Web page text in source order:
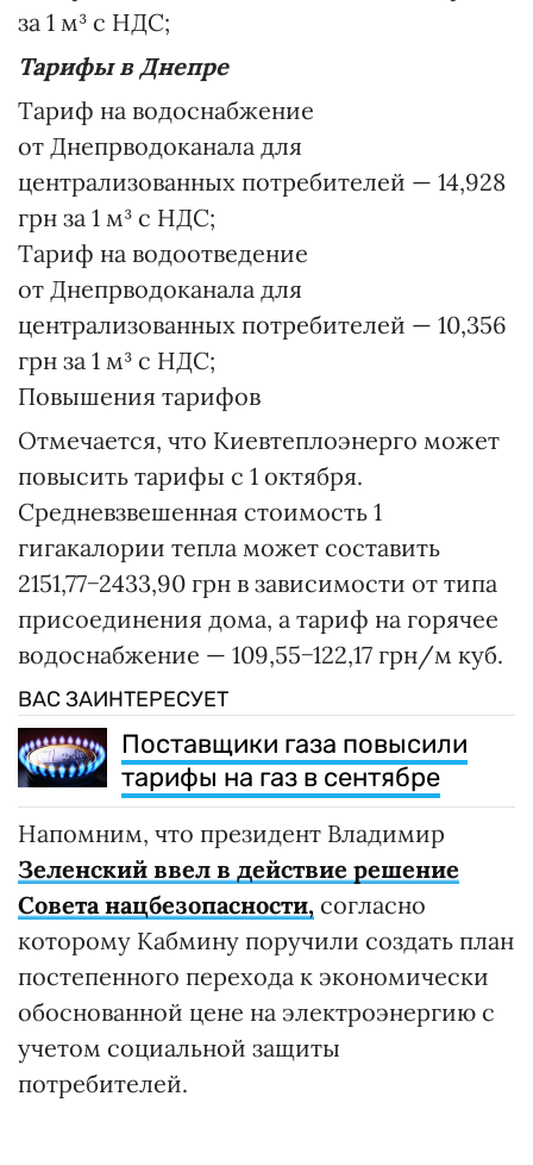
за 1 м³ с НДС;
Тарифы в Днепре
Тариф на водоснабжение
от Днепрводоканала для
централизованных потребителей — 14,928
грн за 1 м³ с НДС;
Тариф на водоотведение
от Днепрводоканала для
централизованных потребителей — 10,356
грн за 1 м³ с НДС;
Повышения тарифов
Отмечается, что Киевтеплоэнерго может
повысить тарифы с 1 октября.
Средневзвешенная стоимость 1
гигакалории тепла может составить
2151,77−2433,90 грн в зависимости от типа
присоединения дома, а тариф на горячее
водоснабжение — 109,55−122,17 грн/м куб.
ВАС ЗАИНТЕРЕСУЕТ
Поставщики газа повысили
тарифы на газ в сентябре
Напомним, что президент Владимир
Зеленский ввел в действие решение
Совета нацбезопасности, согласно
которому Кабмину поручили создать план
постепенного перехода к экономически
обоснованной цене на электроэнергию с
учетом социальной защиты
потребителей.